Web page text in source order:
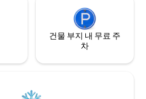
건물 부지 내 무료 주
차